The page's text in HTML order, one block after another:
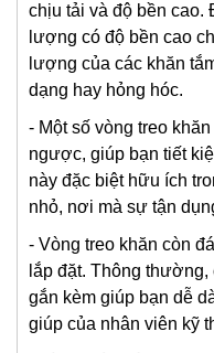
chịu tải và độ bền
lượng có độ bền cao
lượng của các khăn
dạng hay hỏng hóc.
- Một số vòng treo
ngược, giúp bạn tiết
này đặc biệt hữu ích
nhỏ, nơi mà sự tận
- Vòng treo khăn còn
lắp đặt. Thông
gắn kèm giúp bạn dễ
giúp của nhân viên kỹ